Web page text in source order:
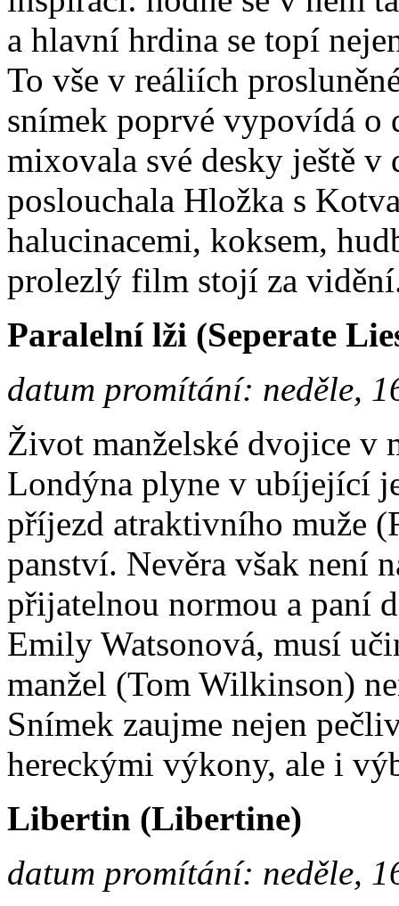
a hlavní hrdina se topí
To vše v reáliích
snímek poprvé vypovídá o
mixovala své desky ještě v
poslouchala Hložka s
halucinacemi, koksem,
prolezlý film stojí za
Paralelní lži (Seperate
datum promítání: neděle,
Život manželské dvojice v
Londýna plyne v ubíjející
příjezd atraktivního muže
panství. Nevěra však není
přijatelnou normou a paní
Emily Watsonová, musí
manžel (Tom Wilkinson)
Snímek zaujme nejen
hereckými výkony, ale i
Libertin (Libertine)
datum promítání: neděle,